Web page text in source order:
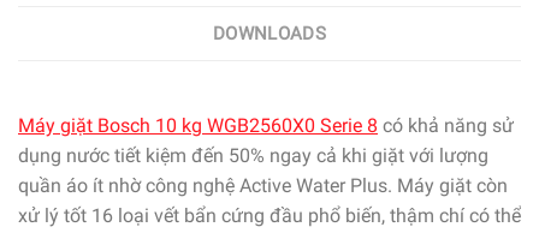
DOWNLOADS
Máy giặt Bosch 10 kg WGB2560X0 Serie 8 có khả năng sử
dụng nước tiết kiệm đến 50% ngay cả khi giặt với lượng
quần áo ít nhờ công nghệ Active Water Plus. Máy giặt còn
xử lý tốt 16 loại vết bẩn cứng đầu phổ biến, thậm chí có thể